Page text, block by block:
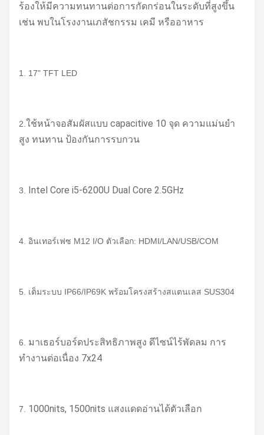
ร้องให้มีความทนทานต่อการกัดกร่อนในระดับที่สูงขึ้น
เช่น พบในโรงงานเภสัชกรรม เคมี หรืออาหาร
1. 17" TFT LED
2. ใช้หน้าจอสัมผัสแบบ capacitive 10 จุด ความแม่นยำ
สูง ทนทาน ป้องกันการรบกวน
3. Intel Core i5-6200U Dual Core 2.5GHz
4. อินเทอร์เฟซ M12 I/O ตัวเลือก: HDMI/LAN/USB/COM
5. เต็มระบบ IP66/IP69K พร้อมโครงสร้างสแตนเลส SUS304
6. มาเธอร์บอร์ดประสิทธิภาพสูง ดีไซน์ไร้พัดลม การ
ทำงานต่อเนื่อง 7x24
7. 1000nits, 1500nits แสงแดดอ่านได้ตัวเลือก